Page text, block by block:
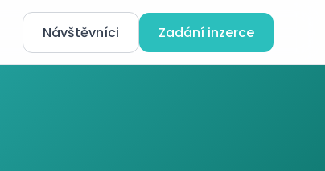
Návštěvníci Zadání inzerce